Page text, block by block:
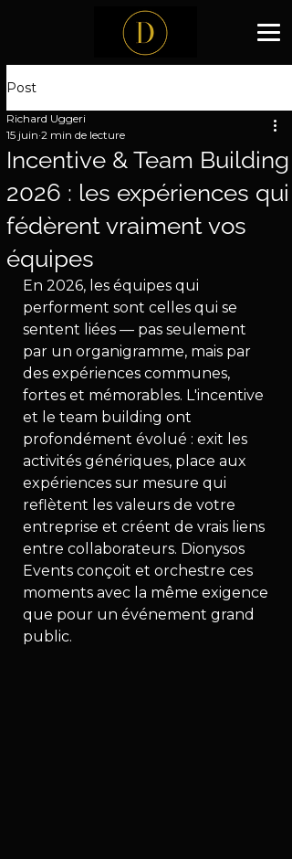
Post
Incentive & Team Building
2026 : les expériences qui
fédèrent vraiment vos
équipes
Richard Uggeri
15 juin 2 min de lecture
En 2026, les équipes qui
performent sont celles qui se
sentent liées — pas seulement
par un organigramme, mais par
des expériences communes,
fortes et mémorables. L'incentive
et le team building ont
profondément évolué : exit les
activités génériques, place aux
expériences sur mesure qui
reflètent les valeurs de votre
entreprise et créent de vrais liens
entre collaborateurs. Dionysos
Events conçoit et orchestre ces
moments avec la même exigence
que pour un événement grand
public.